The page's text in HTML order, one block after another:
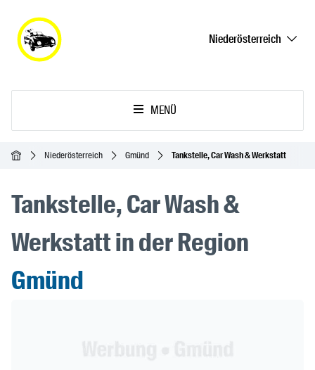
Niederösterreich
MENÜ
StartseiteNiederösterreich Gmünd Tankstelle, Car Wash & Werkstatt
Tankstelle, Car Wash &
Werkstatt in der Region
Gmünd